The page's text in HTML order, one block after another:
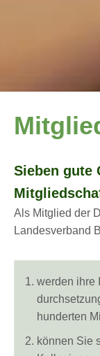
Sieben gute
Als Mitglied der
Landesverband
werden ihre
hunderten
können Sie